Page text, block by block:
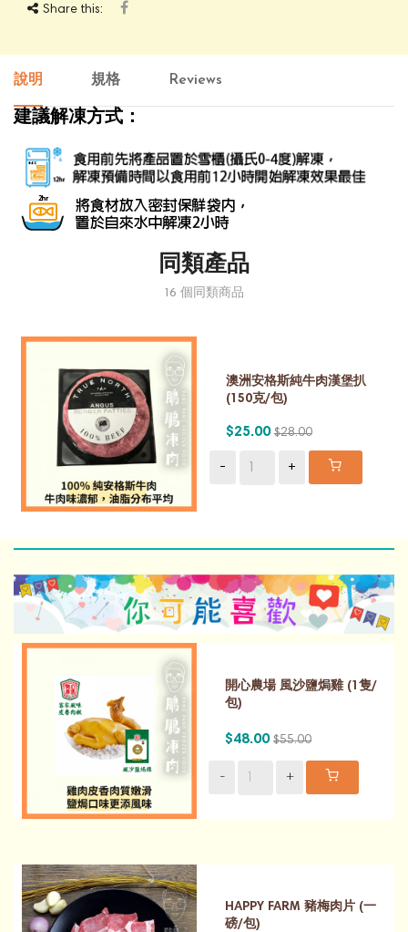
Share this:
說明 規格 Reviews
建議解凍方式：
同類產品
16 個同類商品
澳洲安格斯純牛肉漢堡扒
(150克/包)
$25.00 $28.00
- +
開心農場 風沙鹽焗雞 (1隻/
包)
$48.00 $55.00
- +
HAPPY FARM 豬梅肉片 (一
磅/包)